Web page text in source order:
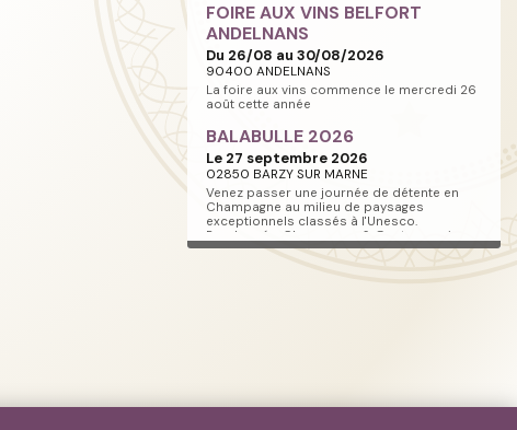
FOIRE AUX VINS BELFORT
ANDELNANS
Du 26/08 au 30/08/2026
90400 ANDELNANS
La foire aux vins commence le mercredi 26
août cette année
BALABULLE 2026
Le 27 septembre 2026
02850 BARZY SUR MARNE
Venez passer une journée de détente en
Champagne au milieu de paysages
exceptionnels classés à l'Unesco.
Randonnée, Champagne & Gastronomie au
RDV.